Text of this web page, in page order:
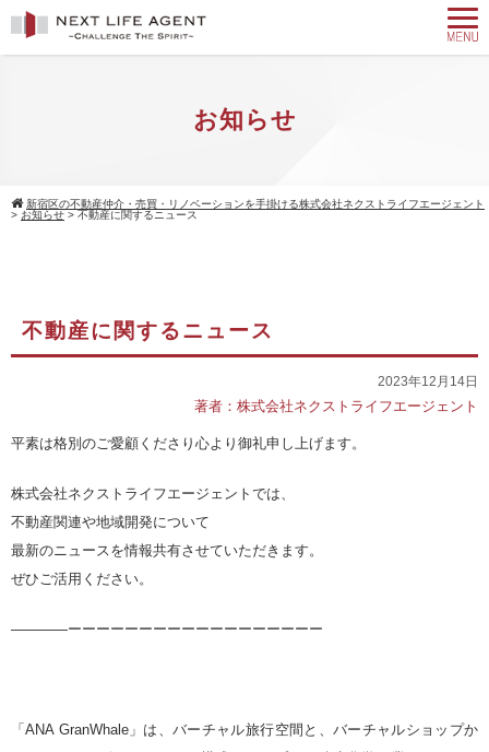
お知らせ
新宿区の不動産仲介・売買・リノベーションを手掛ける株式会社ネクストライフエージェント
> お知らせ > 不動産に関するニュース
不動産に関するニュース
2023年12月14日
著者：株式会社ネクストライフエージェント
平素は格別のご愛顧くださり心より御礼申し上げます。
株式会社ネクストライフエージェントでは、
不動産関連や地域開発について
最新のニュースを情報共有させていただきます。
ぜひご活用ください。
————ーーーーーーーーーーーーーーーーーー
「ANA GranWhale」は、バーチャル旅行空間と、バーチャルショップか